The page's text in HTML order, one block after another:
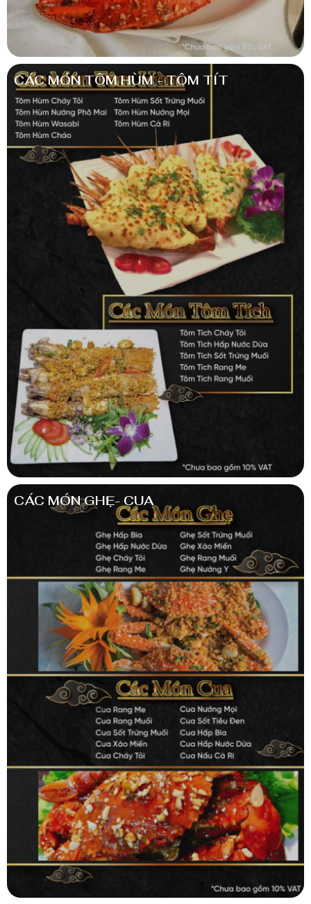
CÁC MÓN TÔM HÙM - TÔM TÍT
CÁC MÓN GHẸ- CUA